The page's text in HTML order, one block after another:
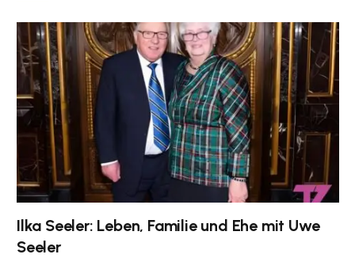
Ilka Seeler: Leben, Familie und Ehe mit Uwe
Seeler